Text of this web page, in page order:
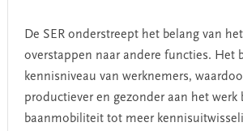
De SER onderstreept het belang van
overstappen naar andere functies. Het
kennisniveau van werknemers,
productiever en gezonder aan het
baanmobiliteit tot meer